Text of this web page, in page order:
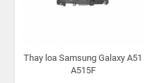
Thay loa Samsung Galaxy A51
A515F